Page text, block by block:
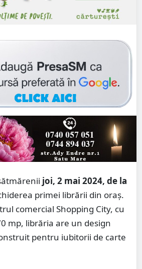
joi, 2 mai 2024, de la
primei librării din oraș.
comercial Shopping City, cu
mp, librăria are un design
pentru iubitorii de carte